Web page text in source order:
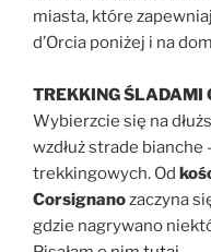
miasta, które
d’Orcia poniżej i na
TREKKING ŚLADAMI
Wybierzcie się na
wzdłuż strade
trekkingowych. Od
Corsignanozaczyna
gdzie nagrywano